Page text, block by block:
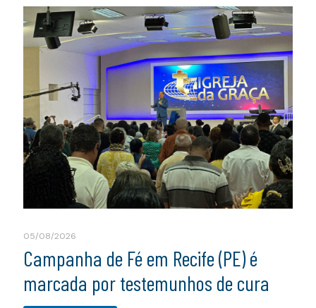
05/08/2026
Campanha de Fé em Recife (PE) é
marcada por testemunhos de cura